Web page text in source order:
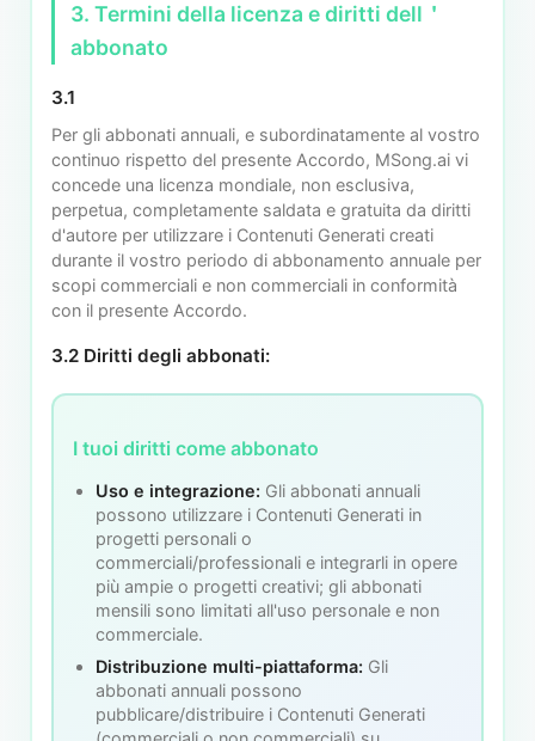
3. Termini della licenza e diritti dell＇
abbonato
3.1
Per gli abbonati annuali, e subordinatamente al vostro
continuo rispetto del presente Accordo, MSong.ai vi
concede una licenza mondiale, non esclusiva,
perpetua, completamente saldata e gratuita da diritti
d'autore per utilizzare i Contenuti Generati creati
durante il vostro periodo di abbonamento annuale per
scopi commerciali e non commerciali in conformità
con il presente Accordo.
3.2 Diritti degli abbonati:
I tuoi diritti come abbonato
Uso e integrazione: Gli abbonati annuali
possono utilizzare i Contenuti Generati in
progetti personali o
commerciali/professionali e integrarli in opere
più ampie o progetti creativi; gli abbonati
mensili sono limitati all'uso personale e non
commerciale.
Distribuzione multi-piattaforma: Gli
abbonati annuali possono
pubblicare/distribuire i Contenuti Generati